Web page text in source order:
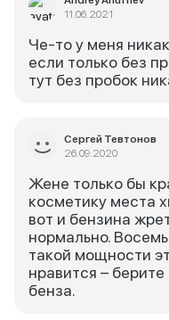
11.06.2021
Че-то у меня
если только без
тут без пробок
Сергей Тевтонов
26.09.2020
Жене только бы
косметику места
вот и бензина
нормально.
такой мощности
нравится –
бенза.